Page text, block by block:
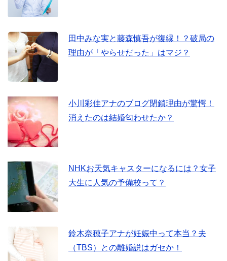
田中みな実と藤森慎吾が復縁！？破局の
理由が「やらせだった」はマジ？
小川彩佳アナのブログ閉鎖理由が驚愕！
消えたのは結婚匂わせたか？
NHKお天気キャスターになるには？女子
大生に人気の予備校って？
鈴木奈穂子アナが妊娠中って本当？夫
（TBS）との離婚説はガセか！